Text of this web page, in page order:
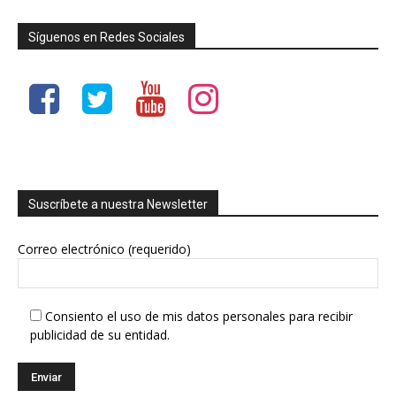
Síguenos en Redes Sociales
Suscríbete a nuestra Newsletter
Correo electrónico (requerido)
Consiento el uso de mis datos personales para recibir
publicidad de su entidad.